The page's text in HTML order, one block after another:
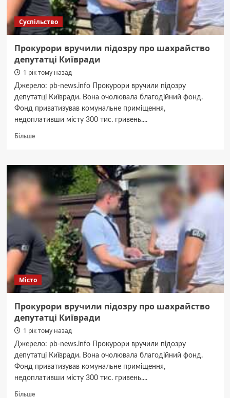
Суспільство
Прокурори вручили підозру про шахрайство
депутатці Київради
1 рік тому назад
Джерело: pb-news.info Прокурори вручили підозру
депутатці Київради. Вона очолювала благодійний фонд.
Фонд приватизував комунальне приміщення,
недоплативши місту 300 тис. гривень....
БільшеДокладніше
вручили
підозру
про
шахрайство
депутатці
Місто
Прокурори вручили підозру про шахрайство
депутатці Київради
1 рік тому назад
Джерело: pb-news.info Прокурори вручили підозру
депутатці Київради. Вона очолювала благодійний фонд.
Фонд приватизував комунальне приміщення,
недоплативши місту 300 тис. гривень....
БільшеДокладніше